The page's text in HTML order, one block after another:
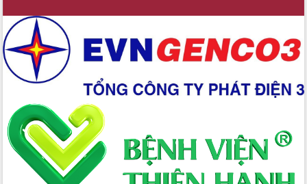
tâm Phục vụ hành chính công xã Ea
Phê
Xây dựng nền hành chính số đồng
hành cùng nông dân dân, doanh nghiệp
Giai đoạn 2026-2030, Đắk Lắk phấn
đấu có 77% xã đạt chuẩn nông thôn
mới
Chuyển đổi số 'mở đường' cho nông
nghiệp Đắk Lắk tăng trưởng bứt phá
Triển khai đồng bộ đo đạc, lập hồ sơ
địa chính, hoàn thiện cơ sở dữ liệu đất